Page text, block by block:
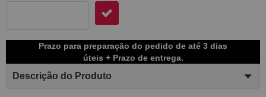
Prazo para preparação do pedido de até 3 dias
úteis + Prazo de entrega.
Descrição do Produto